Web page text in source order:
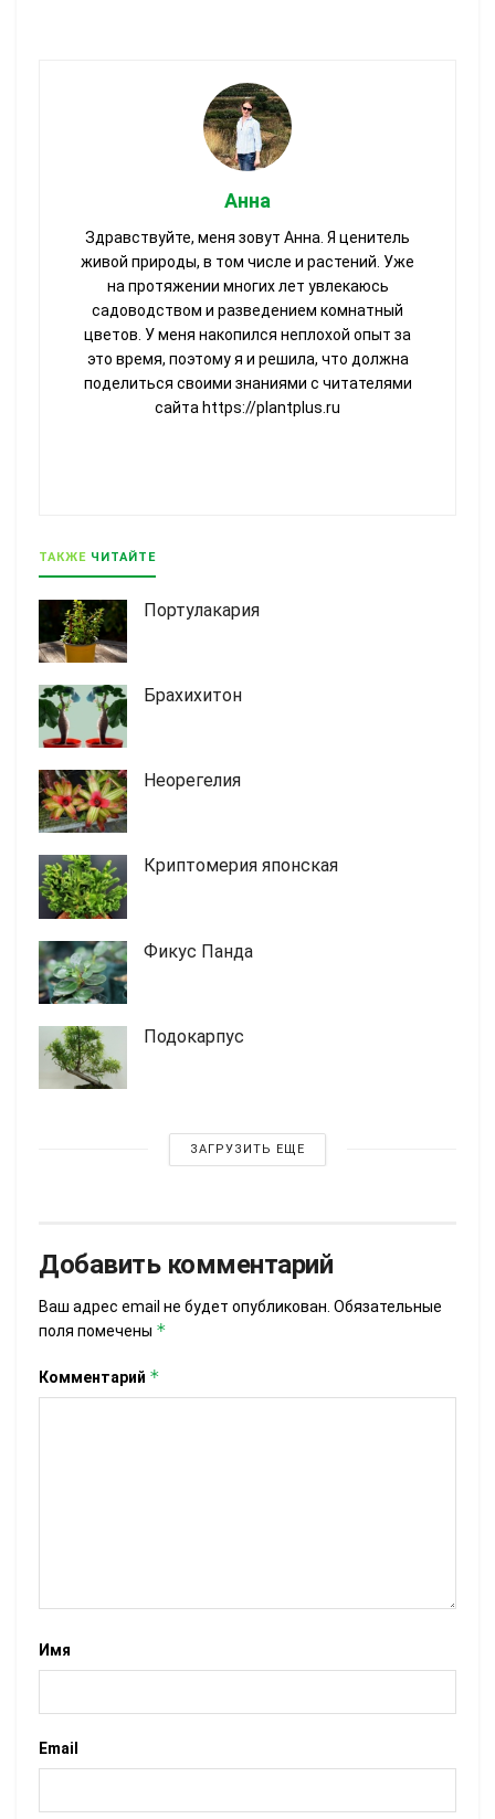
Анна
Здравствуйте, меня зовут Анна. Я ценитель
живой природы, в том числе и растений. Уже
на протяжении многих лет увлекаюсь
садоводством и разведением комнатный
цветов. У меня накопился неплохой опыт за
это время, поэтому я и решила, что должна
поделиться своими знаниями с читателями
сайта https://plantplus.ru
ТАКЖЕ ЧИТАЙТЕ
Портулакария
Брахихитон
Неорегелия
Криптомерия японская
Фикус Панда
Подокарпус
ЗАГРУЗИТЬ ЕЩЕ
Добавить комментарий
Ваш адрес email не будет опубликован. Обязательные
поля помечены *
Комментарий *
Имя
Email